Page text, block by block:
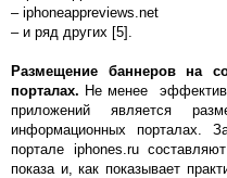
– iphoneappreviews.net
– и ряд других [5].
Размещение баннеров на
порталах. Не менее
приложений является
информационных порталах.
портале iphones.ru
показа и, как показывает